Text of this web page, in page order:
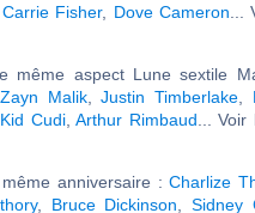
,Carrie Fisher, Dove Cameron ...
même aspect Lune sextile
Zayn Malik,Justin Timberlake
Kid Cudi,Arthur Rimbaud ... Voir
anniversaire :Charlize
, Bruce Dickinson ,Sidney